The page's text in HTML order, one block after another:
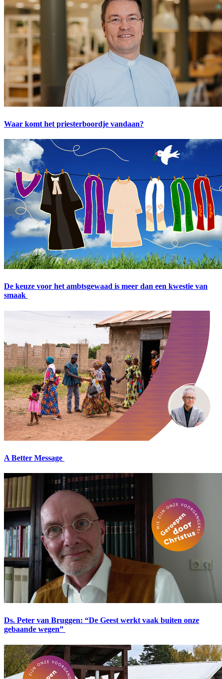
Waar komt het priesterboordje vandaan?
De keuze voor het ambtsgewaad is meer dan een kwestie van
smaak
A Better Message
Ds. Peter van Bruggen: “De Geest werkt vaak buiten onze
gebaande wegen”